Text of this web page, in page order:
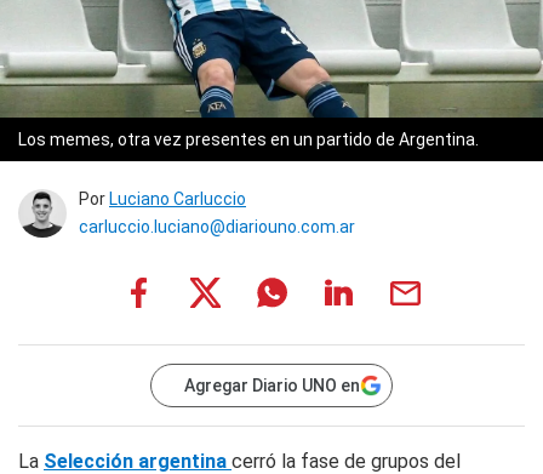
Los memes, otra vez presentes en un partido de Argentina.
Por Luciano Carluccio
carluccio.luciano@diariouno.com.ar
Agregar Diario UNO en
La Selección argentina cerró la fase de grupos del